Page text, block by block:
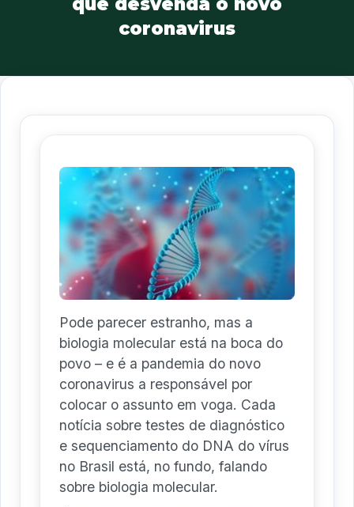
coronavirus
Pode parecer estranho, mas a
biologia molecular está na boca do
povo – e é a pandemia do novo
coronavirus a responsável por
colocar o assunto em voga. Cada
notícia sobre testes de diagnóstico
e sequenciamento do DNA do vírus
no Brasil está, no fundo, falando
sobre biologia molecular.